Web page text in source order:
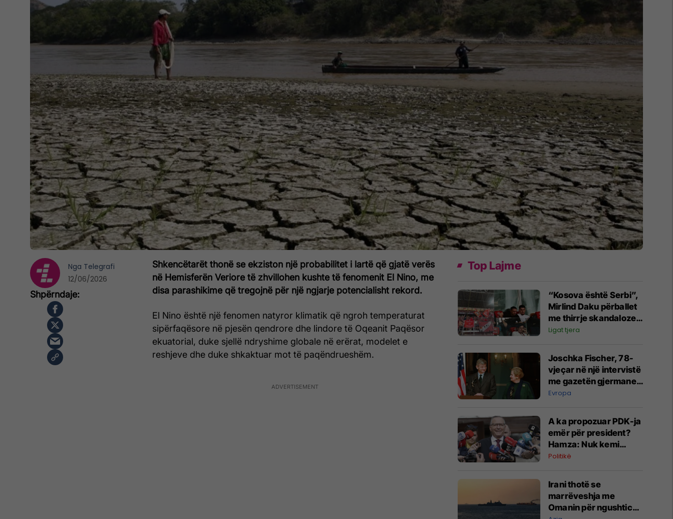
Shkencëtarët thonë se ekziston një probabilitet i lartë që gjatë verës
në Hemisferën Veriore të zhvillohen kushte të fenomenit El Nino, me
disa parashikime që tregojnë për një ngjarje potencialisht rekord.
El Nino është një fenomen natyror klimatik që ngroh temperaturat
sipërfaqësore në pjesën qendrore dhe lindore të Oqeanit Paqësor
ekuatorial, duke sjellë ndryshime globale në erërat, modelet e
reshjeve dhe duke shkaktuar mot të paqëndrueshëm.
Nga Telegrafi
12/06/2026
Top Lajme
“Kosova është Serbi”,
Mirlind Daku përballet
me thirrje skandaloze
nga tifozët e Spartak
Ligat tjera
Joschka Fischer, 78-
vjeçar në një intervistë
me gazetën gjermane
“Süddeutsche
dramatike në botë
Evropa
A ka propozuar PDK-ja
emër për president?
Hamza: Nuk kemi
diskutuar për poste
Politikë
Irani thotë se
marrëveshja me
Omanin për ngushticën